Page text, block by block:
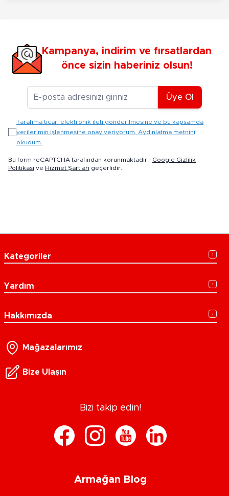
Kampanya, indirim ve fırsatlardan
önce sizin haberiniz olsun!
E-posta Adresiniz
Üye Ol
Tarafıma ticari elektronik ileti gönderilmesine ve bu kapsamda
verilerimin işlenmesine onay veriyorum. Aydınlatma metnini
okudum.
Bu form reCAPTCHA tarafından korunmaktadır - Google Gizlilik
Politikası ve Hizmet Şartları geçerlidir.
Kategoriler
Yardım
Hakkımızda
Mağazalarımız
Bize Ulaşın
Bizi takip edin!
Armağan Blog